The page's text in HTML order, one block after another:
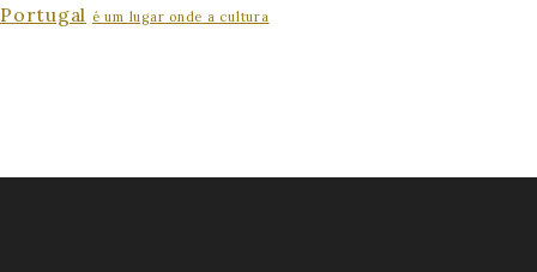
Portugal é um lugar onde a cultura